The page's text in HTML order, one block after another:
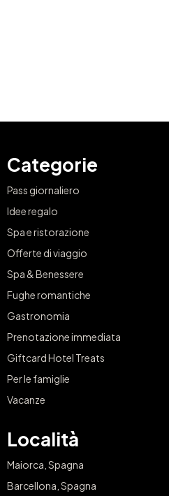
Categorie
Pass giornaliero
Idee regalo
Spa e ristorazione
Offerte di viaggio
Spa & Benessere
Fughe romantiche
Gastronomia
Prenotazione immediata
Giftcard Hotel Treats
Per le famiglie
Vacanze
Località
Maiorca, Spagna
Barcellona, Spagna